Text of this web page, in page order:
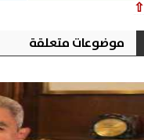
⇧
موضوعات متعلقة